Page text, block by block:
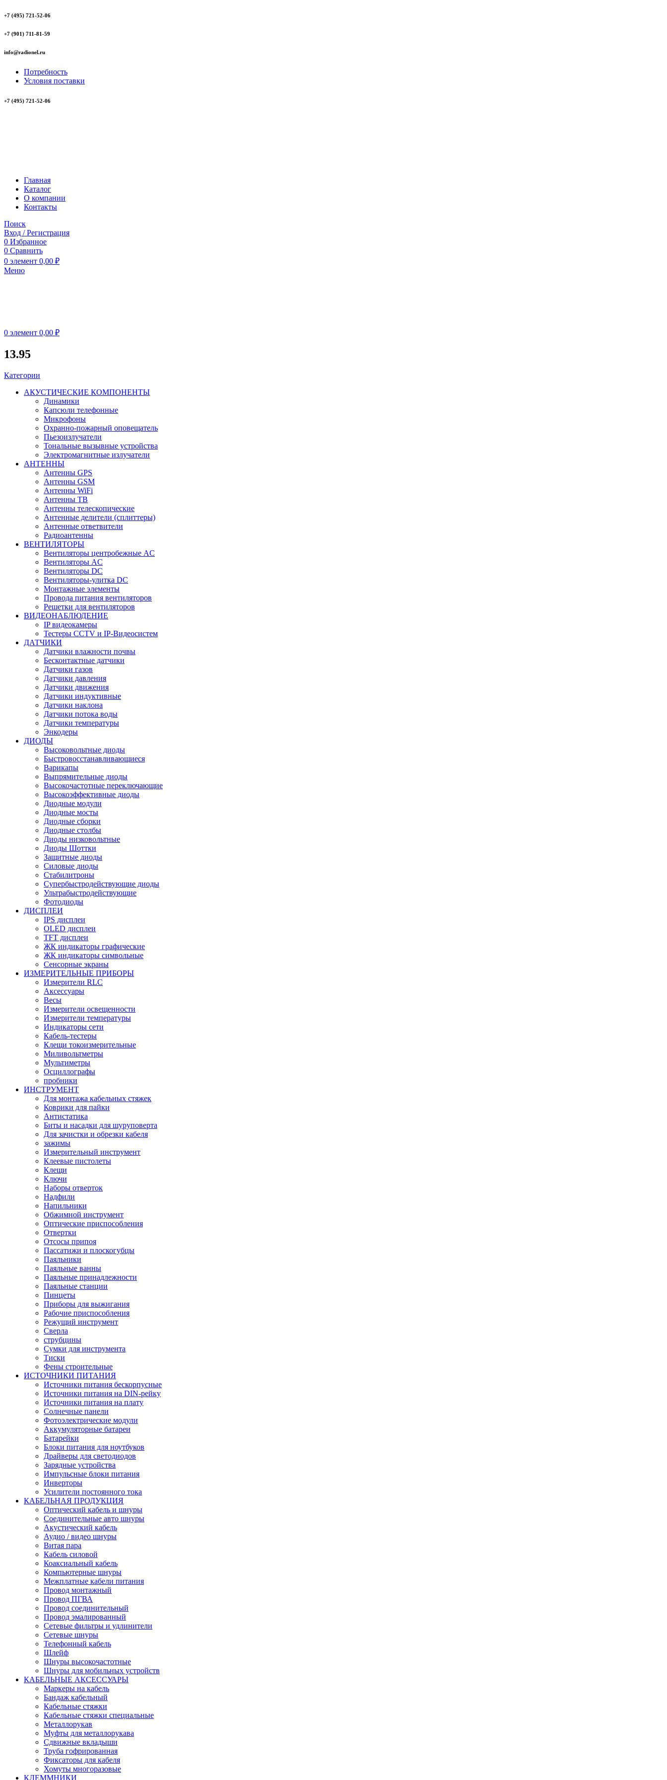
+7 (495) 721-52-06
+7 (901) 711-81-59
info@radionel.ru
Потребность
Условия поставки
+7 (495) 721-52-06
Главная
Каталог
О компании
Контакты
Поиск
Вход / Регистрация
0 Избранное
0 Сравнить
0 элемент 0,00 ₽
Меню
0 элемент 0,00 ₽
13.95
Категории
АКУСТИЧЕСКИЕ КОМПОНЕНТЫ
Динамики
Капсюли телефонные
Микрофоны
Охранно-пожарный оповещатель
Пьезоизлучатели
Тональные вызывные устройства
Электромагнитные излучатели
АНТЕННЫ
Антенны GPS
Антенны GSM
Антенны WiFi
Антенны ТВ
Антенны телескопические
Антенные делители (сплиттеры)
Антенные ответвители
Радиоантенны
ВЕНТИЛЯТОРЫ
Вентиляторы центробежные AC
Вентиляторы AC
Вентиляторы DC
Вентиляторы-улитка DC
Монтажные элементы
Провода питания вентиляторов
Решетки для вентиляторов
ВИДЕОНАБЛЮДЕНИЕ
IP видеокамеры
Тестеры CCTV и IP-Видеосистем
ДАТЧИКИ
Датчики влажности почвы
Бесконтактные датчики
Датчики газов
Датчики давления
Датчики движения
Датчики индуктивные
Датчики наклона
Датчики потока воды
Датчики температуры
Энкодеры
ДИОДЫ
Высоковольтные диоды
Быстровосстанавливающиеся
Варикапы
Выпрямительные диоды
Высокочастотные переключающие
Высокоэффективные диоды
Диодные модули
Диодные мосты
Диодные сборки
Диодные столбы
Диоды низковольтные
Диоды Шоттки
Защитные диоды
Силовые диоды
Стабилитроны
Супербыстродействующие диоды
Ультрабыстродействующие
Фотодиоды
ДИСПЛЕИ
IPS дисплеи
OLED дисплеи
TFT дисплеи
ЖК индикаторы графические
ЖК индикаторы символьные
Сенсорные экраны
ИЗМЕРИТЕЛЬНЫЕ ПРИБОРЫ
Измерители RLC
Аксессуары
Весы
Измерители освещенности
Измерители температуры
Индикаторы сети
Кабель-тестеры
Клещи токоизмерительные
Миливольтметры
Мультиметры
Осциллографы
пробники
ИНСТРУМЕНТ
Для монтажа кабельных стяжек
Коврики для пайки
Антистатика
Биты и насадки для шуруповерта
Для зачистки и обрезки кабеля
зажимы
Измерительный инструмент
Клеевые пистолеты
Клещи
Ключи
Наборы отверток
Надфили
Напильники
Обжимной инструмент
Оптические приспособления
Отвертки
Отсосы припоя
Пассатижи и плоскогубцы
Паяльники
Паяльные ванны
Паяльные принадлежности
Паяльные станции
Пинцеты
Приборы для выжигания
Рабочие приспособления
Режущий инструмент
Сверла
струбцины
Сумки для инструмента
Тиски
Фены строительные
ИСТОЧНИКИ ПИТАНИЯ
Источники питания бескорпусные
Источники питания на DIN-рейку
Источники питания на плату
Солнечные панели
Фотоэлектрические модули
Аккумуляторные батареи
Батарейки
Блоки питания для ноутбуков
Драйверы для светодиодов
Зарядные устройства
Импульсные блоки питания
Инверторы
Усилители постоянного тока
КАБЕЛЬНАЯ ПРОДУКЦИЯ
Оптический кабель и шнуры
Соединительные авто шнуры
Акустический кабель
Аудио / видео шнуры
Витая пара
Кабель силовой
Коаксиальный кабель
Компьютерные шнуры
Межплатные кабели питания
Провод монтажный
Провод ПГВА
Провод соединительный
Провод эмалированный
Сетевые фильтры и удлинители
Сетевые шнуры
Телефонный кабель
Шлейф
Шнуры высокочастотные
Шнуры для мобильных устройств
КАБЕЛЬНЫЕ АКСЕССУАРЫ
Маркеры на кабель
Бандаж кабельный
Кабельные стяжки
Кабельные стяжки специальные
Металлорукав
Муфты для металлорукава
Сдвижные вкладыши
Труба гофрированная
Фиксаторы для кабеля
Хомуты многоразовые
КЛЕММНИКИ